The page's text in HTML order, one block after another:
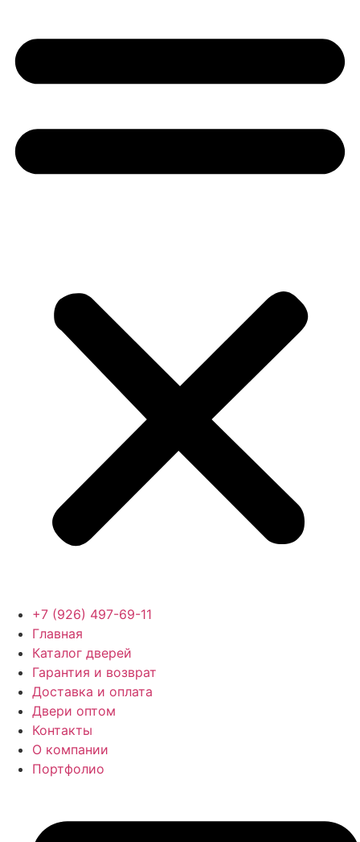
+7 (926) 497-69-11
Главная
Каталог дверей
Гарантия и возврат
Доставка и оплата
Двери оптом
Контакты
О компании
Портфолио